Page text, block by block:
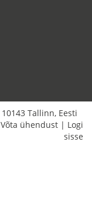
10143 Tallinn, Eesti
Võta ühendust | Logi
sisse